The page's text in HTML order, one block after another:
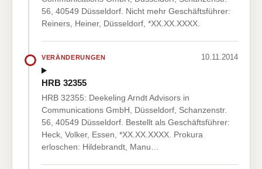
56, 40549 Düsseldorf. Nicht mehr Geschäftsführer:
Reiners, Heiner, Düsseldorf, *XX.XX.XXXX.
VERÄNDERUNGEN 10.11.2014
HRB 32355
HRB 32355: Deekeling Arndt Advisors in
Communications GmbH, Düsseldorf, Schanzenstr.
56, 40549 Düsseldorf. Bestellt als Geschäftsführer:
Heck, Volker, Essen, *XX.XX.XXXX. Prokura
erloschen: Hildebrandt, Manu…